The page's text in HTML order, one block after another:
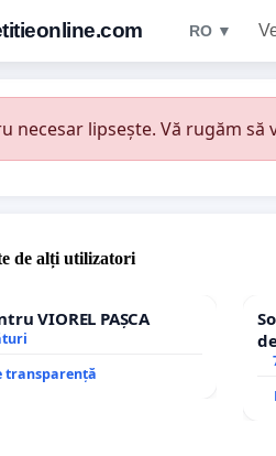
RO ▼
necesar lipsește. Vă rugăm
de alți utilizatori
VIOREL PAȘCA
transparență